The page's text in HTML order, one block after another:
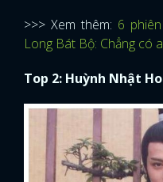
>>> Xem thêm: 6
Long Bát Bộ: Chẳng có
Top 2: Huỳnh Nhật